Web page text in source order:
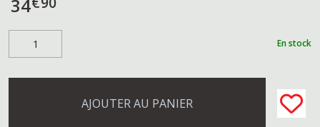
34
En stock
AJOUTER AU PANIER